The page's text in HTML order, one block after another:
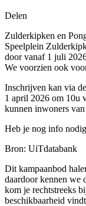
Delen
Zulderkipken en
Speelplein
door vanaf 1 juli
We voorzien ook
Inschrijven kan via
1 april 2026 om 10u
kunnen inwoners
Heb je nog info
Bron: UiTdatabank
Dit kampaanbod
daardoor kennen we
kom je rechtstreeks
beschikbaarheid